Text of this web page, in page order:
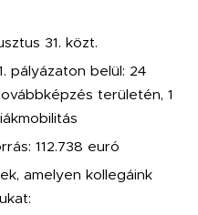
31. közt.
pályázaton belül: 24
területén, 1
112.738 euró
amelyen kollegáink